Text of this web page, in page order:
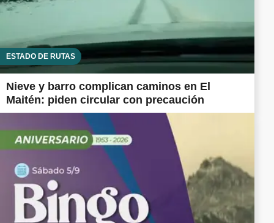
ESTADO DE RUTAS
Nieve y barro complican caminos en El
Maitén: piden circular con precaución